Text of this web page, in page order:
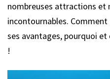
nombreuses attractions et
incontournables.
ses avantages, pourquoi
!